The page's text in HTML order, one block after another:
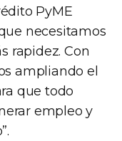
PyME
necesitamos
rapidez. Con
ampliando el
que todo
empleo y